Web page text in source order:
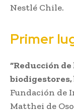
Nestlé Chile.
Primer
“Reducción
Fundación de
Matthei de